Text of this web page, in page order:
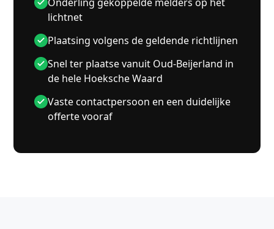
lichtnet
Plaatsing volgens de geldende richtlijnen
Snel ter plaatse vanuit Oud-Beijerland in
de hele Hoeksche Waard
Vaste contactpersoon en een duidelijke
offerte vooraf